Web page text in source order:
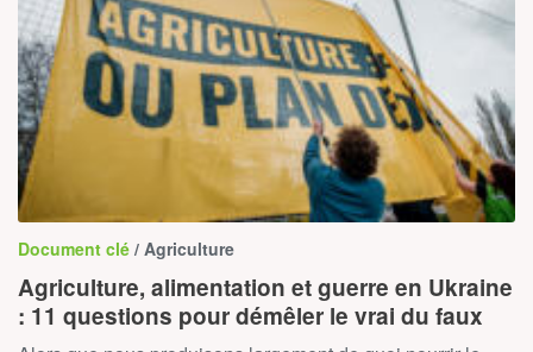
Document clé / Agriculture
Agriculture, alimentation et guerre en Ukraine
: 11 questions pour démêler le vrai du faux